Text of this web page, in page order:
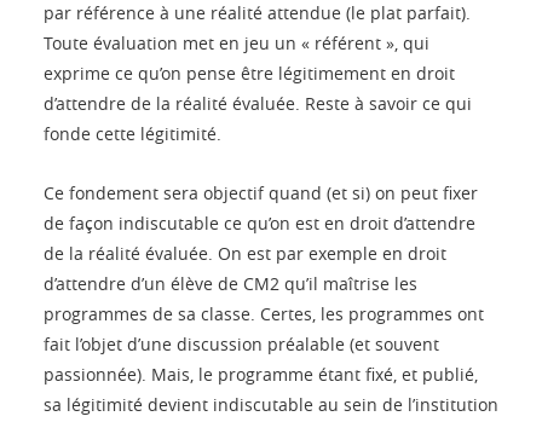
par référence à une réalité attendue (le plat parfait).
Toute évaluation met en jeu un « référent », qui
exprime ce qu’on pense être légitimement en droit
d’attendre de la réalité évaluée. Reste à savoir ce qui
fonde cette légitimité.
Ce fondement sera objectif quand (et si) on peut fixer
de façon indiscutable ce qu’on est en droit d’attendre
de la réalité évaluée. On est par exemple en droit
d’attendre d’un élève de CM2 qu’il maîtrise les
programmes de sa classe. Certes, les programmes ont
fait l’objet d’une discussion préalable (et souvent
passionnée). Mais, le programme étant fixé, et publié,
sa légitimité devient indiscutable au sein de l’institution